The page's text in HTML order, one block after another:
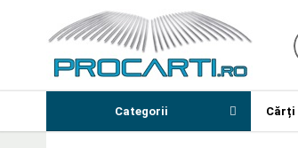
Categorii Cărți